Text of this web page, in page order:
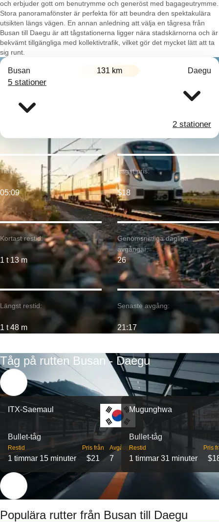
och erbjuder gott om benutrymme och generöst med bagageutrymme.
Stora panoramafönster är perfekta för att beundra den spektakulära
utsikten längs vägen. En annan anledning att välja en tågresa från
Busan till Daegu är att tågstationerna ligger nära stadskärnorna och är
bekvämt tillgängliga med kollektivtrafik, vilket gör det mycket lätt att ta
sig runt.
Busan 131 km Daegu
5 stationer
2 stationer
Kortast restid:
1 t 13 m
Tidigaste avgång:
05:09
Längst restid:
1 t 48 m
Lägst pris:
$18
Genomsnittliga dagliga
avgångar:
26
Senaste avgång:
21:17
Tåg på rutten Busan - Daegu
ITX-Saemaul
Bullet-tåg
Restid
1 timmar 15 minuter
Pris från
$21
Avgångar
7
Mugunghwa
Bullet-tåg
Restid
1 timmar 31 minuter
Pris
Populära rutter från Busan till Daegu